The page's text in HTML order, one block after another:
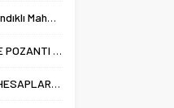
Uyarısı
YILI KUTLANDI
DEĞİŞTİRİLDİ